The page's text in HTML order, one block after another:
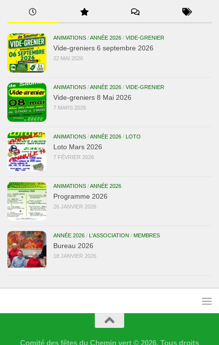
ANIMATIONS /ANNÉE 2026 / VIDE-GRENIER
Vide-greniers 6 septembre 2026
22 MAI 2026
ANIMATIONS /ANNÉE 2026 / VIDE-GRENIER
Vide-greniers 8 Mai 2026
7 MARS 2026
ANIMATIONS /ANNÉE 2026 / LOTO
Loto Mars 2026
7 FÉVRIER 2026
ANIMATIONS /ANNÉE 2026
Programme 2026
26 JANVIER 2026
ANNÉE 2026 / L'ASSOCIATION / MEMBRES
Bureau 2026
18 JANVIER 2026
Comité des fêtes du Chemin vert © 2026. Tous droits